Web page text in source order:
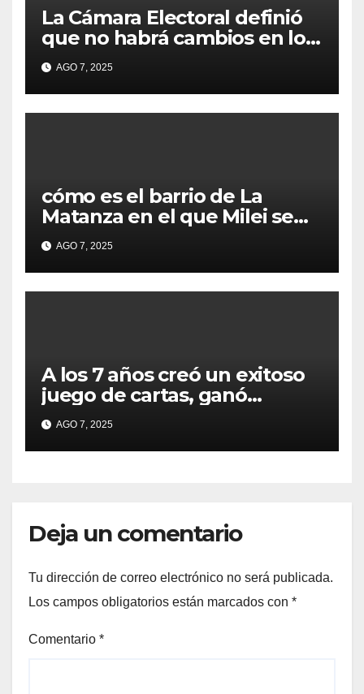
La Cámara Electoral definió
que no habrá cambios en los
lugares de votación en La
Matanza
AGO 7, 2025
cómo es el barrio de La
Matanza en el que Milei se
sacó la foto de lanzamiento
de campaña en provincia de
Buenos Aires
AGO 7, 2025
A los 7 años creó un exitoso
juego de cartas, ganó
millones y ahora vendió la
idea para cumplir su sueño
AGO 7, 2025
Deja un comentario
Tu dirección de correo electrónico no será publicada.
Los campos obligatorios están marcados con *
Comentario *